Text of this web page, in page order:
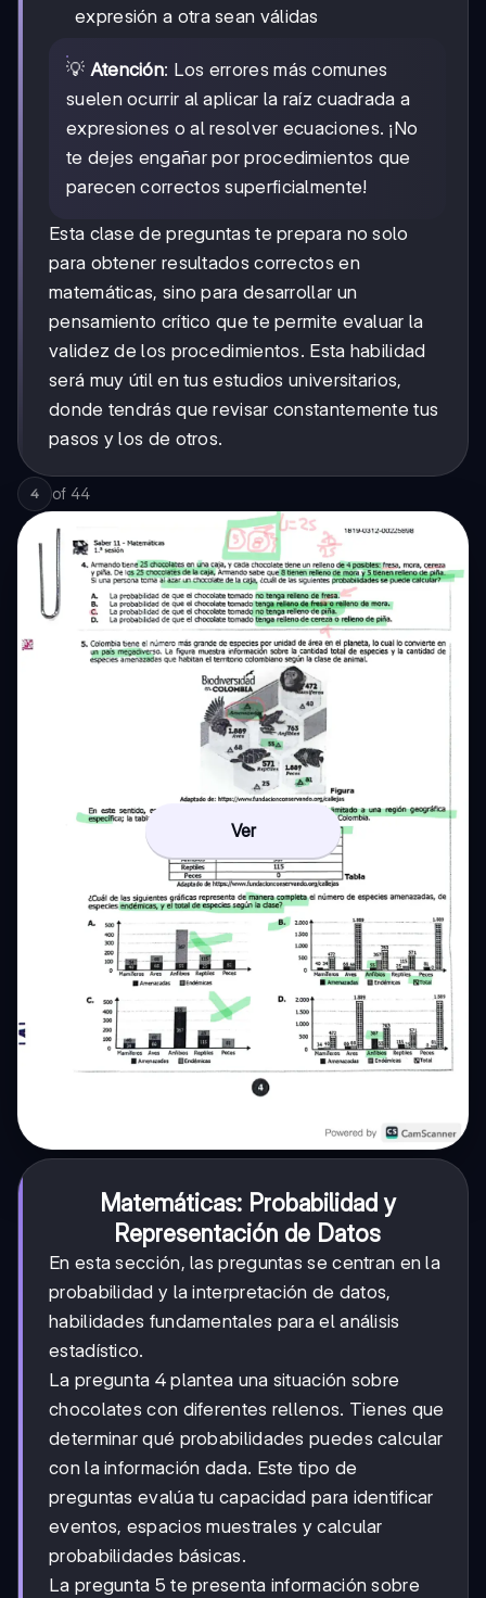
expresión a otra sean válidas
💡 Atención: Los errores más comunes
suelen ocurrir al aplicar la raíz cuadrada a
expresiones o al resolver ecuaciones. ¡No
te dejes engañar por procedimientos que
parecen correctos superficialmente!
Esta clase de preguntas te prepara no solo
para obtener resultados correctos en
matemáticas, sino para desarrollar un
pensamiento crítico que te permite evaluar la
validez de los procedimientos. Esta habilidad
será muy útil en tus estudios universitarios,
donde tendrás que revisar constantemente tus
pasos y los de otros.
4 of 44
Ver
Matemáticas: Probabilidad y
Representación de Datos
En esta sección, las preguntas se centran en la
probabilidad y la interpretación de datos,
habilidades fundamentales para el análisis
estadístico.
La pregunta 4 plantea una situación sobre
chocolates con diferentes rellenos. Tienes que
determinar qué probabilidades puedes calcular
con la información dada. Este tipo de
preguntas evalúa tu capacidad para identificar
eventos, espacios muestrales y calcular
probabilidades básicas.
La pregunta 5 te presenta información sobre